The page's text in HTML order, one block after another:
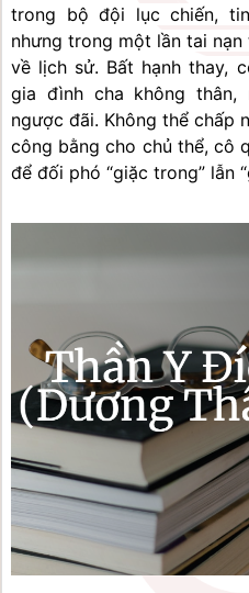
trong bộ đội lục chiến,
nhưng trong một lần tai
về lịch sử. Bất hạnh thay,
gia đình cha không thân,
ngược đãi. Không thể chấp
công bằng cho chủ thể, cô
để đối phó “giặc trong” lẫn